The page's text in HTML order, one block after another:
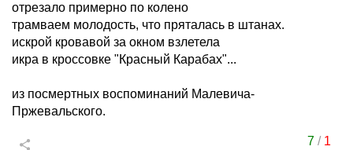
отрезало примерно по колено
трамваем молодость, что пряталась в штанах.
искрой кровавой за окном взлетела
икра в кроссовке "Красный Карабах"...
из посмертных воспоминаний Малевича-
Пржевальского.
7/ 1